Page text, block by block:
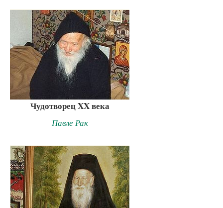
Чудотворец XX века
Павле Рак